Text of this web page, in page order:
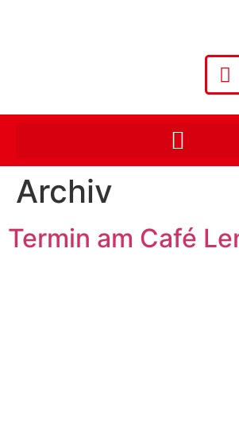
Archiv
Termin am Café